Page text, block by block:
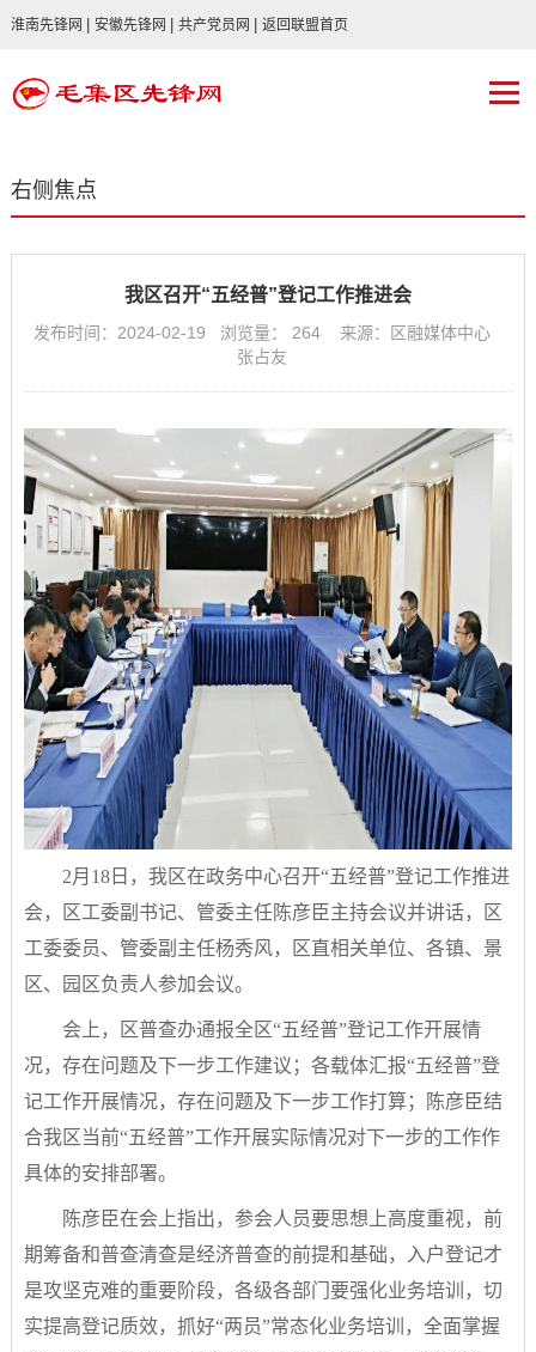
淮南先锋网 安徽先锋网 共产党员网 返回联盟首页
右侧焦点
我区召开“五经普”登记工作推进会
发布时间：2024-02-19 浏览量： 264来源：区融媒体中心
张占友
2月18日，我区在政务中心召开“五经普”登记工作推进
会，区工委副书记、管委主任陈彦臣主持会议并讲话，区
工委委员、管委副主任杨秀风，区直相关单位、各镇、景
区、园区负责人参加会议。
会上，区普查办通报全区“五经普”登记工作开展情
况，存在问题及下一步工作建议；各载体汇报“五经普”登
记工作开展情况，存在问题及下一步工作打算；陈彦臣结
合我区当前“五经普”工作开展实际情况对下一步的工作作
具体的安排部署。
陈彦臣在会上指出，参会人员要思想上高度重视，前
期筹备和普查清查是经济普查的前提和基础，入户登记才
是攻坚克难的重要阶段，各级各部门要强化业务培训，切
实提高登记质效，抓好“两员”常态化业务培训，全面掌握